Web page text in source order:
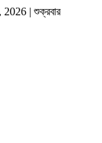
2026 |শুক্রবার